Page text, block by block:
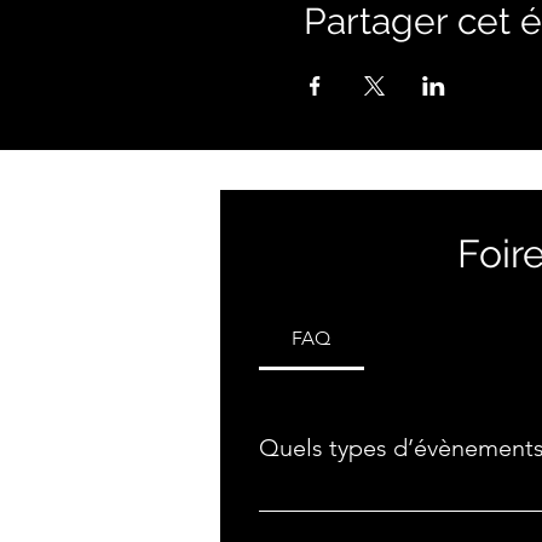
Partager cet
FAQ
Quels types
Nous proposons : Des camps